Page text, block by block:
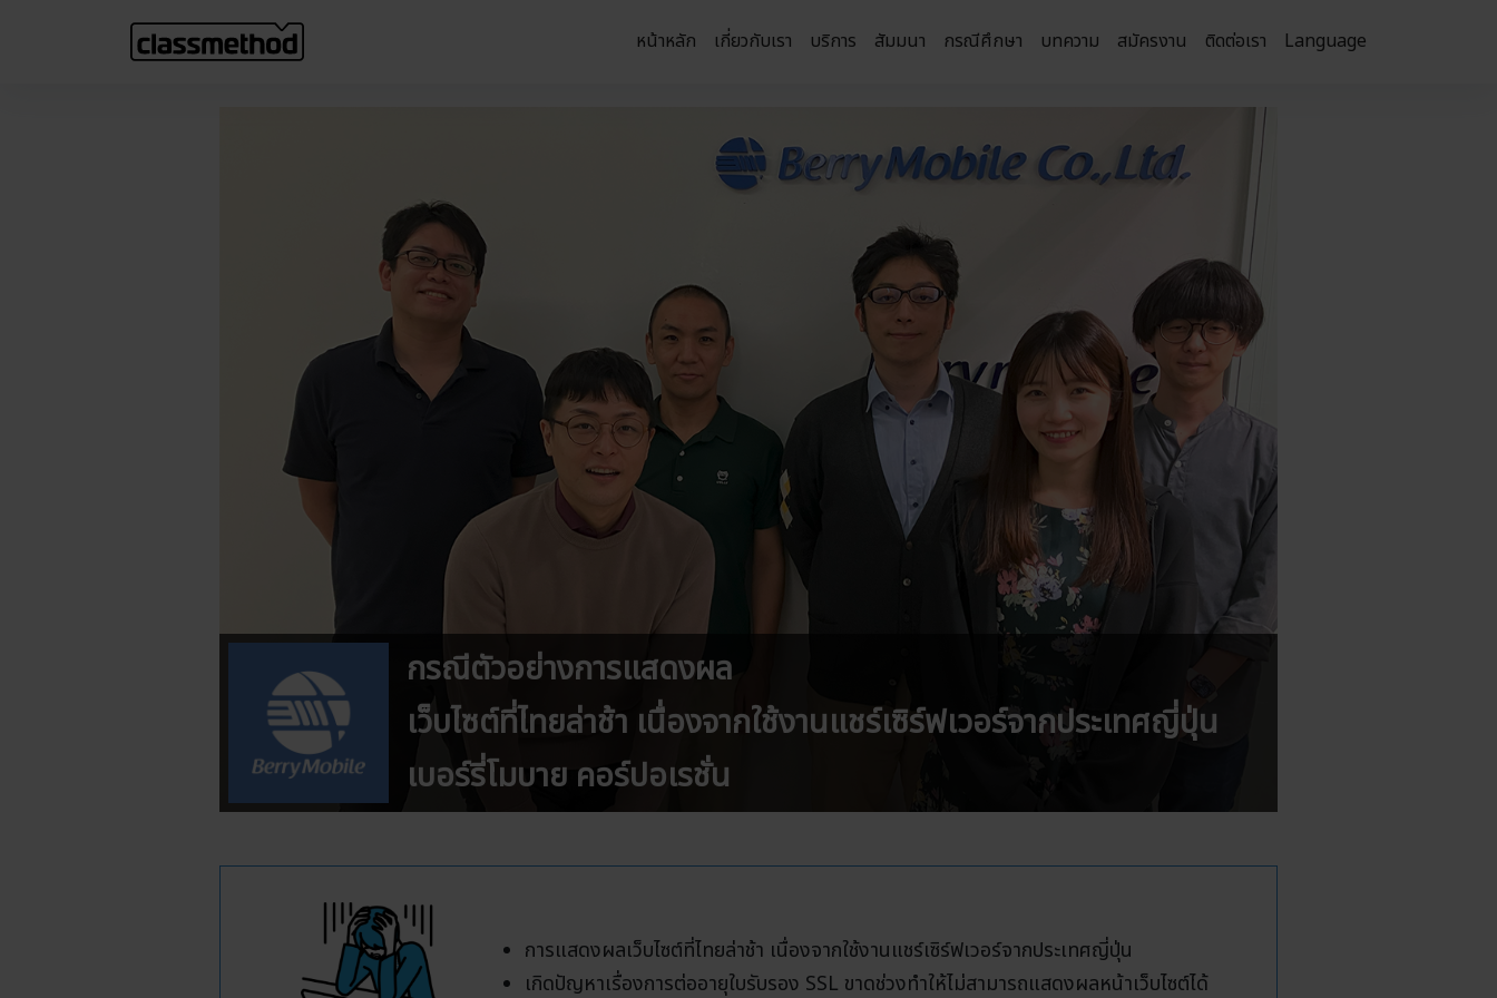
หน้าหลัก เกี่ยวกับเรา บริการ สัมมนา กรณีศึกษา บทความ สมัครงาน ติดต่อเรา Language
กรณีตัวอย่างการแสดงผล
เว็บไซต์ที่ไทยล่าช้า เนื่องจากใช้งานแชร์เซิร์ฟเวอร์จากประเทศญี่ปุ่น
เบอร์รี่โมบาย คอร์ปอเรชั่น
การแสดงผลเว็บไซต์ที่ไทยล่าช้า เนื่องจากใช้งานแชร์เซิร์ฟเวอร์จากประเทศญี่ปุ่น
เกิดปัญหาเรื่องการต่ออายุใบรับรอง SSL ขาดช่วงทำให้ไม่สามารถแสดงผลหน้าเว็บไซต์ได้